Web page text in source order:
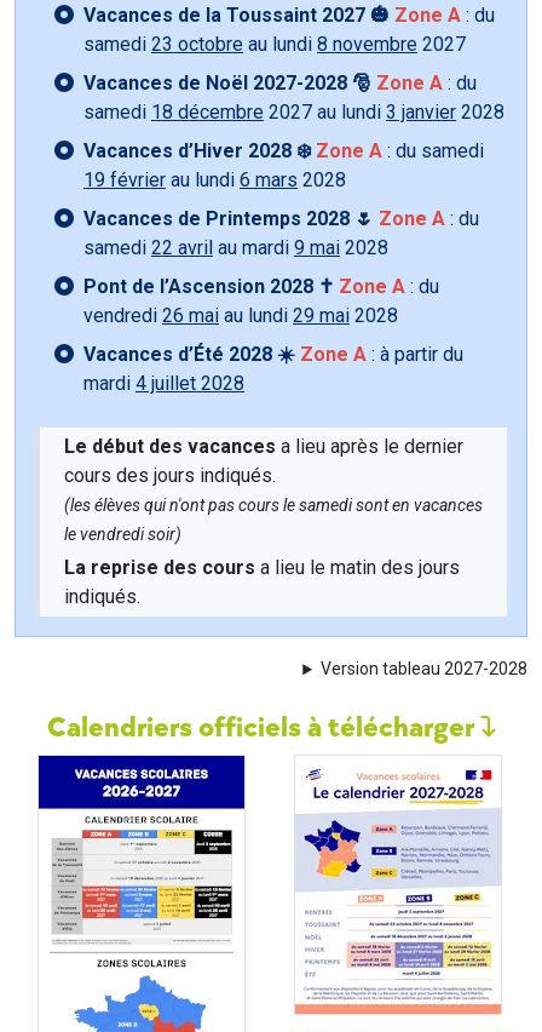
Vacances de la Toussaint 2027 🎃 Zone A : du
samedi 23 octobre au lundi 8 novembre 2027
Vacances de Noël 2027-2028 🎅 Zone A : du
samedi 18 décembre 2027 au lundi 3 janvier 2028
Vacances d’Hiver 2028 ❄️ Zone A : du samedi
19 février au lundi 6 mars 2028
Vacances de Printemps 2028 🌷 Zone A : du
samedi 22 avril au mardi 9 mai 2028
Pont de l’Ascension 2028 ✝️ Zone A : du
vendredi 26 mai au lundi 29 mai 2028
Vacances d’Été 2028 ☀️ Zone A : à partir du
mardi 4 juillet 2028
Le début des vacances a lieu après le dernier
cours des jours indiqués.
(les élèves qui n'ont pas cours le samedi sont en vacances
le vendredi soir)
La reprise des cours a lieu le matin des jours
indiqués.
Version tableau 2027-2028
Calendriers officiels à télécharger